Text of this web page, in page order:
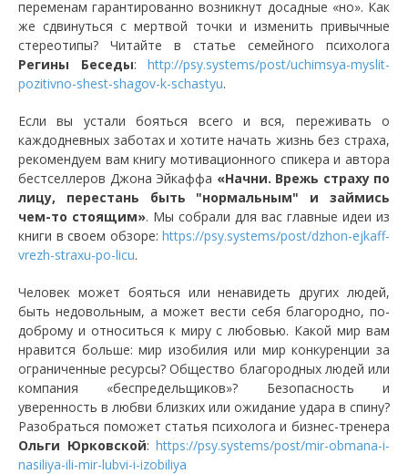
переменам гарантированно возникнут досадные «но». Как
же сдвинуться с мертвой точки и изменить привычные
стереотипы? Читайте в статье семейного психолога
Регины Беседы: http://psy.systems/post/uchimsya-myslit-
pozitivno-shest-shagov-k-schastyu.
Если вы устали бояться всего и вся, переживать о
каждодневных заботах и хотите начать жизнь без страха,
рекомендуем вам книгу мотивационного спикера и автора
бестселлеров Джона Эйкаффа «Начни. Врежь страху по
лицу, перестань быть "нормальным" и займись
чем-то стоящим». Мы собрали для вас главные идеи из
книги в своем обзоре: https://psy.systems/post/dzhon-ejkaff-
vrezh-straxu-po-licu.
Человек может бояться или ненавидеть других людей,
быть недовольным, а может вести себя благородно, по-
доброму и относиться к миру с любовью. Какой мир вам
нравится больше: мир изобилия или мир конкуренции за
ограниченные ресурсы? Общество благородных людей или
компания «беспредельщиков»? Безопасность и
уверенность в любви близких или ожидание удара в спину?
Разобраться поможет статья психолога и бизнес-тренера
Ольги Юрковской: https://psy.systems/post/mir-obmana-i-
nasiliya-ili-mir-lubvi-i-izobiliya